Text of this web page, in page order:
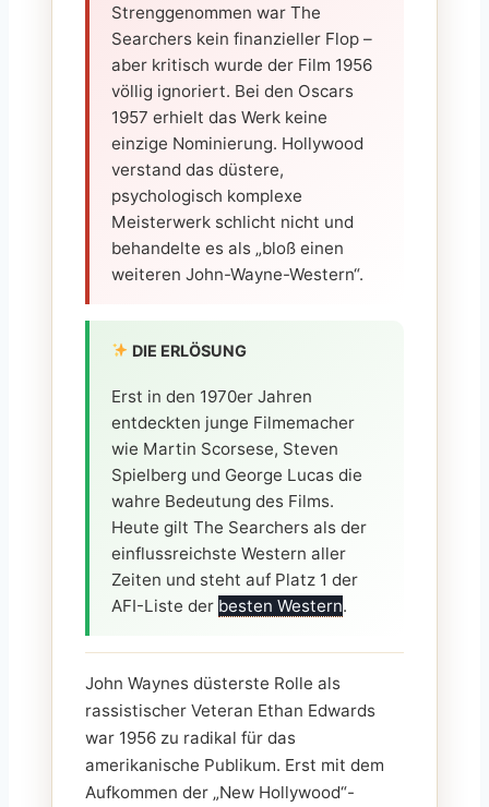
Strenggenommen war The
Searchers kein finanzieller Flop –
aber kritisch wurde der Film 1956
völlig ignoriert. Bei den Oscars
1957 erhielt das Werk keine
einzige Nominierung. Hollywood
verstand das düstere,
psychologisch komplexe
Meisterwerk schlicht nicht und
behandelte es als „bloß einen
weiteren John-Wayne-Western“.
DIE ERLÖSUNG
Erst in den 1970er Jahren
entdeckten junge Filmemacher
wie Martin Scorsese, Steven
Spielberg und George Lucas die
wahre Bedeutung des Films.
Heute gilt The Searchers als der
einflussreichste Western aller
Zeiten und steht auf Platz 1 der
AFI-Liste der besten Western.
John Waynes düsterste Rolle als
rassistischer Veteran Ethan Edwards
war 1956 zu radikal für das
amerikanische Publikum. Erst mit dem
Aufkommen der „New Hollywood“-